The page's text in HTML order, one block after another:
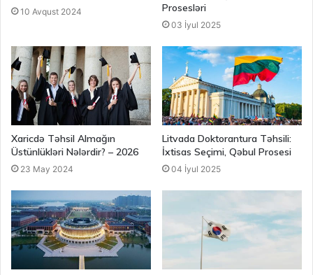
10 Avqust 2024
Prosesləri
03 İyul 2025
Xaricdə Təhsil Almağın
Üstünlükləri Nələrdir? – 2026
23 May 2024
Litvada Doktorantura Təhsili:
İxtisas Seçimi, Qəbul Prosesi
04 İyul 2025